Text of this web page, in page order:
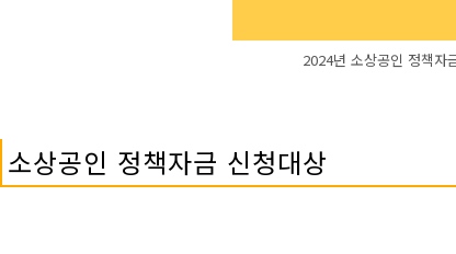
2024년 소상공인 정책자
소상공인 정책자금 신청대상